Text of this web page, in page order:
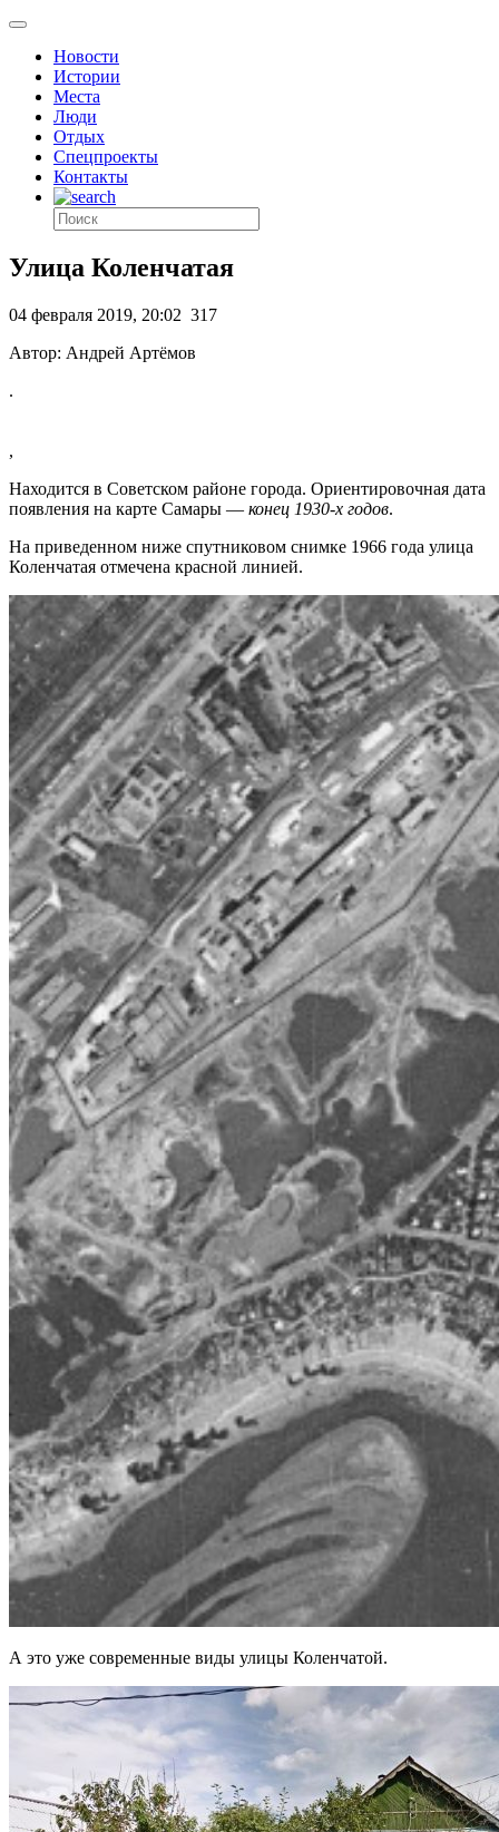
Новости
Истории
Места
Люди
Отдых
Спецпроекты
Контакты
Улица Коленчатая
04 февраля 2019, 20:02 317
Автор: Андрей Артёмов
.
,
Находится в Советском районе города. Ориентировочная дата
появления на карте Самары — конец 1930-х годов.
На приведенном ниже спутниковом снимке 1966 года улица
Коленчатая отмечена красной линией.
А это уже современные виды улицы Коленчатой.